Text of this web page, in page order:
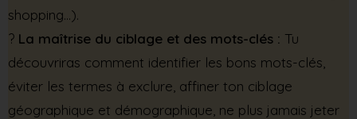
shopping…).
? La maîtrise du ciblage et des mots-clés : Tu
découvriras comment identifier les bons mots-clés,
éviter les termes à exclure, affiner ton ciblage
géographique et démographique, ne plus jamais jeter